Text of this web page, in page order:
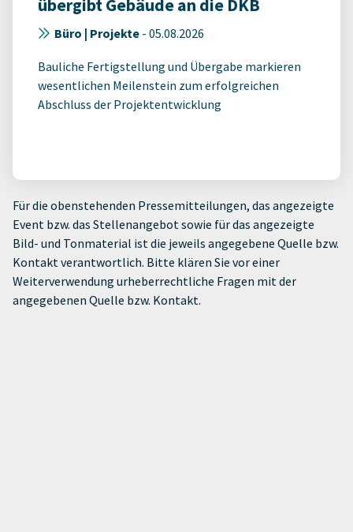
übergibt Gebäude an die DKB
Büro | Projekte - 05.08.2026
Bauliche Fertigstellung und Übergabe markieren
wesentlichen Meilenstein zum erfolgreichen
Abschluss der Projektentwicklung
Für die obenstehenden Pressemitteilungen, das angezeigte
Event bzw. das Stellenangebot sowie für das angezeigte
Bild- und Tonmaterial ist die jeweils angegebene Quelle bzw.
Kontakt verantwortlich. Bitte klären Sie vor einer
Weiterverwendung urheberrechtliche Fragen mit der
angegebenen Quelle bzw. Kontakt.